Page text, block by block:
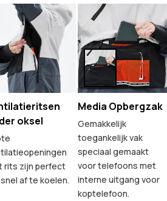
oksel
rits zijn perfect
af te koelen.
Media Opbergzak
Gemakkelijk
toegankelijk vak
speciaal gemaakt
voor telefoons met
interne uitgang voor
koptelefoon.